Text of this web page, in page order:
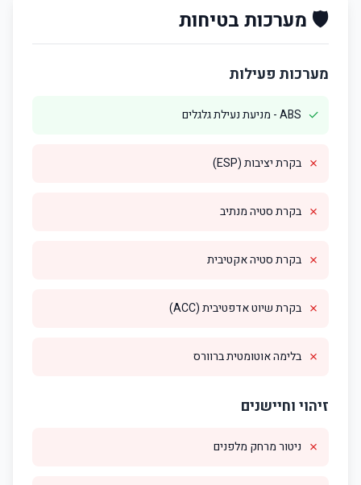
🛡️ מערכות בטיחות
מערכות פעילות
✓ ABS - מניעת נעילת גלגלים
✗ בקרת יציבות (ESP)
✗ בקרת סטיה מנתיב
✗ בקרת סטיה אקטיבית
✗ בקרת שיוט אדפטיבית (ACC)
✗ בלימה אוטומטית ברוורס
זיהוי וחיישנים
✗ ניטור מרחק מלפנים